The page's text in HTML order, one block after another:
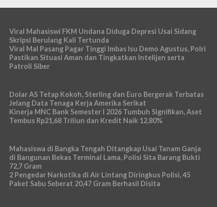
Viral Mahasiswi FKM Undana Diduga Depresi Usai Sidang
Skripsi Berulang Kali Tertunda
Viral Mal Pasang Pagar Tinggi Imbas Isu Demo Agustus, Polri
Pastikan Situasi Aman dan Tingkatkan Intelijen serta
Patroli Siber
Dolar AS Tetap Kokoh, Sterling dan Euro Bergerak Terbatas
Jelang Data Tenaga Kerja Amerika Serikat
Kinerja MNC Bank Semester I 2026 Tumbuh Signifikan, Aset
Tembus Rp21,68 Triliun dan Kredit Naik 12,80%
Mahasiswa di Bangka Tengah Ditangkap Usai Tanam Ganja
di Bangunan Bekas Terminal Lama, Polisi Sita Barang Bukti
72,7 Gram
2 Pengedar Narkotika di Air Lintang Diringkus Polisi, 45
Paket Sabu Seberat 20,47 Gram Berhasil Disita